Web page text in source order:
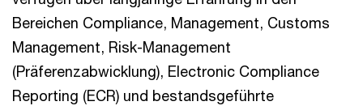
Bereichen Compliance, Management, Customs
Management, Risk-Management
(Präferenzabwicklung), Electronic Compliance
Reporting (ECR) und bestandsgeführte